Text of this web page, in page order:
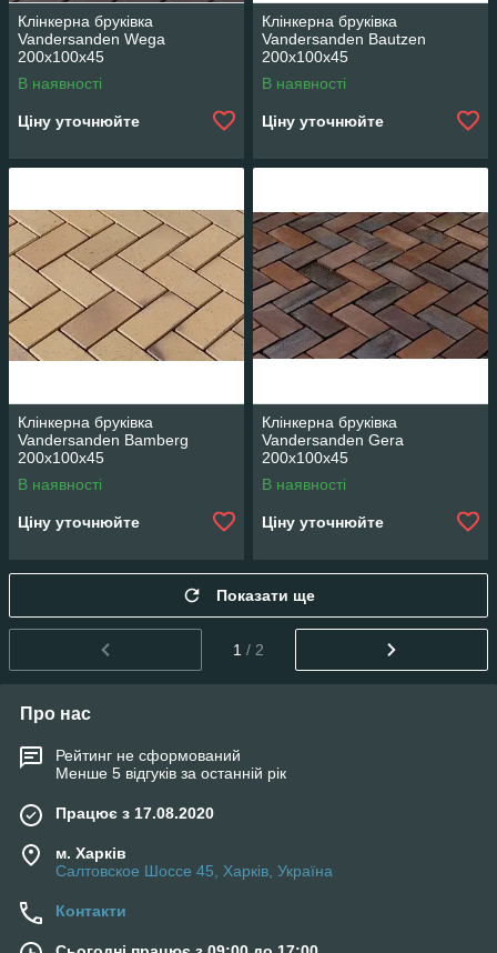
Клінкерна бруківка
Vandersanden Wega
200x100x45
В наявності
Ціну уточнюйте
Клінкерна бруківка
Vandersanden Bautzen
200x100x45
В наявності
Ціну уточнюйте
Клінкерна бруківка
Vandersanden Bamberg
200x100x45
В наявності
Ціну уточнюйте
Клінкерна бруківка
Vandersanden Gera
200x100x45
В наявності
Ціну уточнюйте
Показати ще
1 / 2
Про нас
Рейтинг не сформований
Менше 5 відгуків за останній рік
Працює з 17.08.2020
м. Харків
Салтовское Шоссе 45, Харків, Україна
Контакти